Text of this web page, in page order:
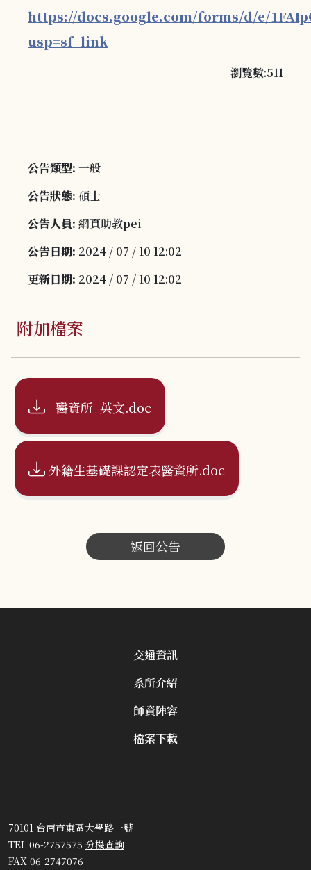
https://docs.google.com/forms/d/e/
usp=sf_link
瀏覽數:511
公告類型: 一般
公告狀態: 碩士
公告人員: 網頁助教pei
公告日期: 2024 / 07 / 10 12:02
更新日期: 2024 / 07 / 10 12:02
附加檔案
_醫資所_英文.doc
外籍生基礎課認定表醫資所.doc
返回公告
交通資訊
系所介紹
師資陣容
檔案下載
70101 台南市東區大學路一號
TEL 06-2757575 分機查詢
FAX 06-2747076